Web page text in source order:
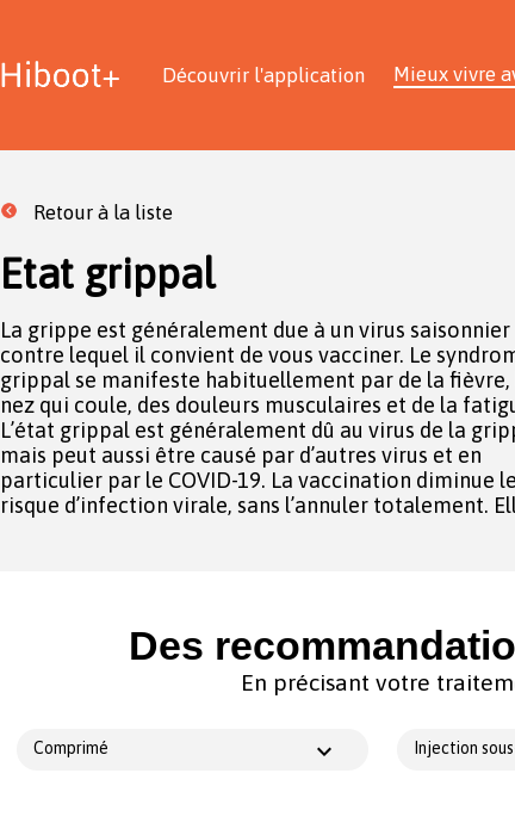
Découvrir l'application Mieux vivre
Retour à la liste
Etat grippal
La grippe est généralement due à un virus saisonnier
contre lequel il convient de vous vacciner. Le
grippal se manifeste habituellement par de la fièvre,
nez qui coule, des douleurs musculaires et de la
L’état grippal est généralement dû au virus de la
mais peut aussi être causé par d’autres virus et en
particulier par le COVID-19. La vaccination diminue le
risque d’infection virale, sans l’annuler totalement.
permet d’éviter les formes sévères. En période
épidémique il peut être utile de porter un masque
des endroits où la densité de personnes est
comme dans les transports. Si vous présentez un
grippal, parlez-en avec votre médecin. Les
ne sont pas automatiques car il s’agit d’un virus. Il peut
être nécessaire de vous faire dépister et de porter un
Des
En précisant votre
Comprimé Injection